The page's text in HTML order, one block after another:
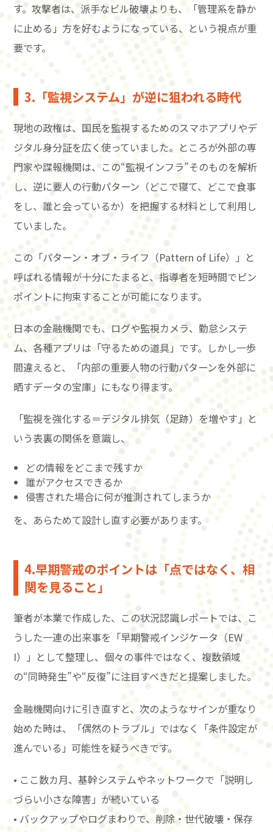
す。攻撃者は、派手なビル破壊よりも、「管理系を静か
に止める」方を好むようになっている、という視点が重
要です。
3.「監視システム」が逆に狙われる時代
現地の政権は、国民を監視するためのスマホアプリやデ
ジタル身分証を広く使っていました。ところが外部の専
門家や諜報機関は、この“監視インフラ”そのものを解析
し、逆に要人の行動パターン（どこで寝て、どこで食事
をし、誰と会っているか）を把握する材料として利用し
ていました。
この「パターン・オブ・ライフ（Pattern of Life）」と
呼ばれる情報が十分にたまると、指導者を短時間でピン
ポイントに拘束することが可能になります。
日本の金融機関でも、ログや監視カメラ、勤怠システ
ム、各種アプリは「守るための道具」です。しかし一歩
間違えると、「内部の重要人物の行動パターンを外部に
晒すデータの宝庫」にもなり得ます。
「監視を強化する＝デジタル排気（足跡）を増やす」と
いう表裏の関係を意識し、
どの情報をどこまで残すか
誰がアクセスできるか
侵害された場合に何が推測されてしまうか
を、あらためて設計し直す必要があります。
4.早期警戒のポイントは「点ではなく、相
関を見ること」
筆者が本業で作成した、この状況認識レポートでは、こ
うした一連の出来事を「早期警戒インジケータ（EW
I）」として整理し、個々の事件ではなく、複数領域
の“同時発生”や“反復”に注目すべきだと提案しました。
金融機関向けに引き直すと、次のようなサインが重なり
始めた時は、「偶然のトラブル」ではなく「条件設定が
進んでいる」可能性を疑うべきです。
• ここ数カ月、基幹システムやネットワークで「説明し
づらい小さな障害」が続いている
• バックアップやログまわりで、削除・世代破壊・保存